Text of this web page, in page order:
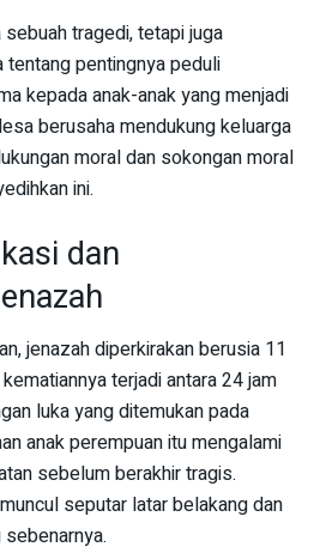
tragedi, tetapi juga
pentingnya peduli
kepada anak-anak yang menjadi
berusaha mendukung keluarga
moral dan sokongan moral
ini.
dan
jenazah diperkirakan berusia 11
terjadi antara 24 jam
luka yang ditemukan pada
anak perempuan itu mengalami
sebelum berakhir tragis.
seputar latar belakang dan